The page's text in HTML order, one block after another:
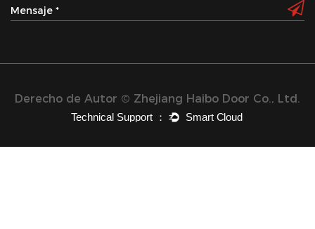
Derecho de Autor © Zhejiang Haibo Door Co., Ltd.